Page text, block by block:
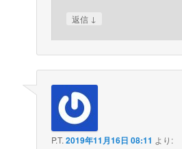
返信 ↓
P.T. 2019年11月16日 08:11 より: